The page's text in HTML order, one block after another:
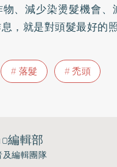
、減少染燙髮機會、
，就是對頭髮最好的照
落髮 禿頭
編輯部
及編輯團隊